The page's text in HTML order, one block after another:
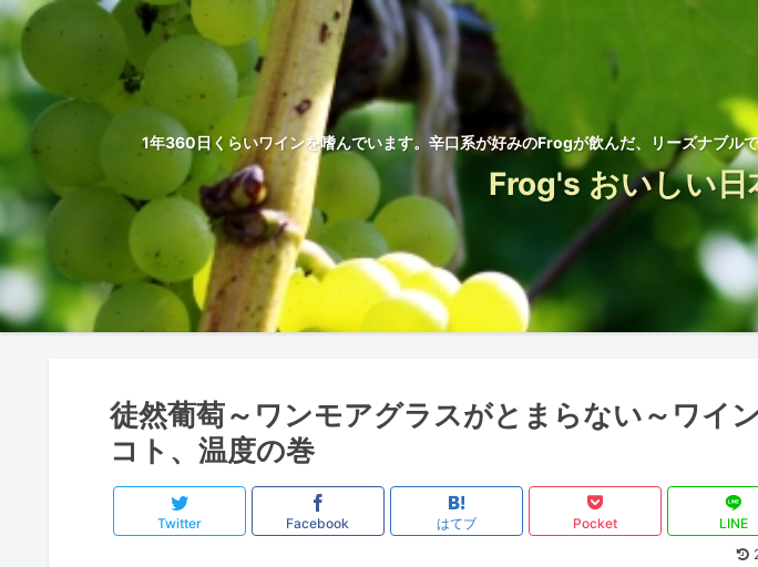
1年360日くらいワインを嗜んでいます。辛口系が好みのFrogが飲んだ、リーズナブ
Frog's おいしい
徒然葡萄～ワンモアグラスがとまらない～ワイ
コト、温度の巻
Twitter Facebook はてブ Pocket LINE